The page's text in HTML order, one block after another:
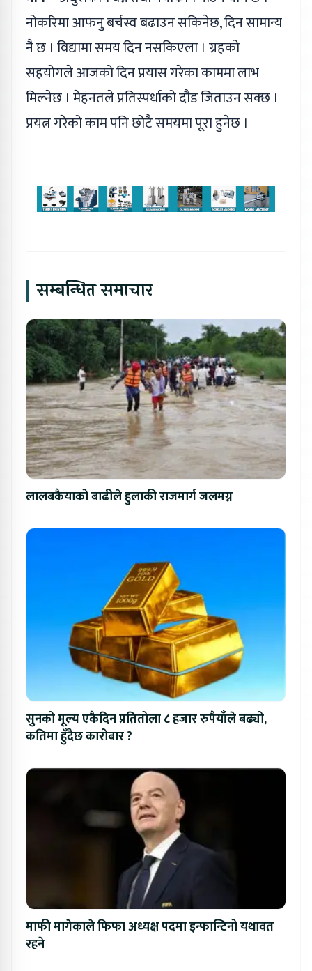
नोकरिमा आफनु बर्चस्व बढाउन सकिनेछ, दिन सामान्य
नै छ । विद्यामा समय दिन नसकिएला । ग्रहको
सहयोगले आजको दिन प्रयास गरेका काममा लाभ
मिल्नेछ । मेहनतले प्रतिस्पर्धाको दौड जिताउन सक्छ ।
प्रयत्न गरेको काम पनि छोटै समयमा पूरा हुनेछ ।
सम्बन्धित समाचार
लालबकैयाको बाढीले हुलाकी राजमार्ग जलमग्न
सुनको मूल्य एकैदिन प्रतितोला ८ हजार रुपैयाँले बढ्यो,
कतिमा हुँदैछ कारोबार ?
माफी मागेकाले फिफा अध्यक्ष पदमा इन्फान्टिनो यथावत
रहने